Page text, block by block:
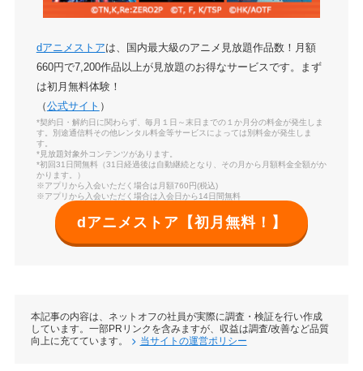
dアニメストアは、国内最大級のアニメ見放題作品数！月額
660円で7,200作品以上が見放題のお得なサービスです。まず
は初月無料体験！
（公式サイト ）
*契約日・解約日に関わらず、毎月１日～末日までの１か月分の料金が発生しま
す。別途通信料その他レンタル料金等サービスによっては別料金が発生しま
す。
*見放題対象外コンテンツがあります。
*初回31日間無料（31日経過後は自動継続となり、その月から月額料金全額がか
かります。）
※アプリから入会いただく場合は月額760円(税込)
※アプリから入会いただく場合は入会日から14日間無料
dアニメストア【初月無料！】
本記事の内容は、ネットオフの社員が実際に調査・検証を行い作成
しています。一部PRリンクを含みますが、収益は調査/改善など品質
向上に充てています。
当サイトの運営ポリシー